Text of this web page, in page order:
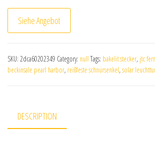
Siehe Angebot
SKU: 2dca60202349 Category: null Tags: bakelit stecker, jtc
beckinsale pearl harbor, reißfeste schnürsenkel, solar
DESCRIPTION